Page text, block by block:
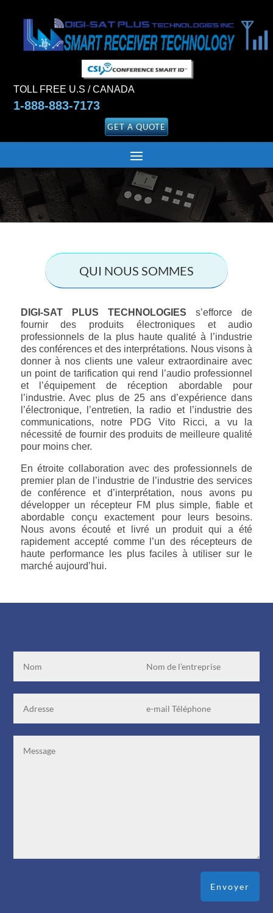
TOLL FREE U.S / CANADA
1-888-883-7173
GET A QUOTE
QUI NOUS SOMMES
DIGI-SAT PLUS TECHNOLOGIES
s’efforce de
fournir des produits électroniques et audio
professionnels de la plus haute qualité à l’industrie
des conférences et des interprétations. Nous visons à
donner à nos clients une valeur extraordinaire avec
un point de tarification qui rend l’audio professionnel
et l’équipement de réception abordable pour
l’industrie. Avec plus de 25 ans d’expérience dans
l’électronique, l’entretien, la radio et l’industrie des
communications, notre PDG Vito Ricci, a vu la
nécessité de fournir des produits de meilleure qualité
pour moins cher.
En étroite collaboration avec des professionnels de
premier plan de l’industrie de l’industrie des services
de conférence et d’interprétation, nous avons pu
développer un récepteur FM plus simple, fiable et
abordable conçu exactement pour leurs besoins.
Nous avons écouté et livré un produit qui a été
rapidement accepté comme l’un des récepteurs de
haute performance les plus faciles à utiliser sur le
marché aujourd’hui.